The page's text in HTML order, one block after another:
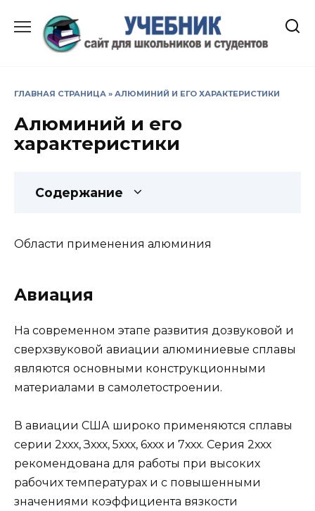
содержанию
ГЛАВНАЯ СТРАНИЦА » АЛЮМИНИЙ И ЕГО ХАРАКТЕРИСТИКИ
Алюминий и его
характеристики
Содержание
Области применения алюминия
Авиация
На современном этапе развития дозвуковой и
сверхзвуковой авиации алюминиевые сплавы
являются основными конструкционными
материалами в самолетостроении.
В авиации США широко применяются сплавы
серии 2ххх, Зххх, 5ххх, 6ххх и 7ххх. Серия 2ххх
рекомендована для работы при высоких
рабочих температурах и с повышенными
значениями коэффициента вязкости